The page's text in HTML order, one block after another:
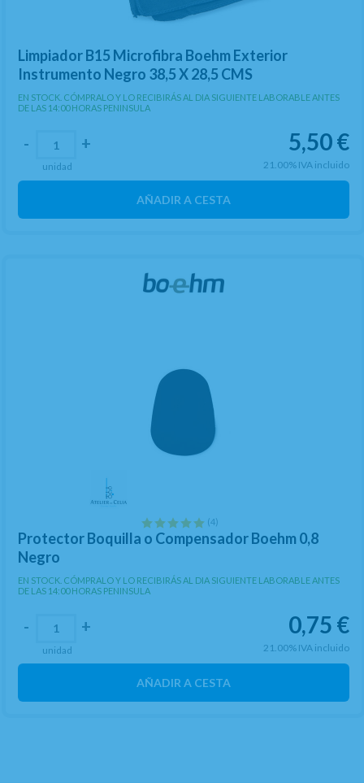
Limpiador B15 Microfibra Boehm Exterior
Instrumento Negro 38,5 X 28,5 CMS
EN STOCK. CÓMPRALO Y LO RECIBIRÁS AL DIA SIGUIENTE LABORABLE ANTES
DE LAS 14:00 HORAS PENINSULA
5,50€
21.00% IVA incluido
- +
unidad
AÑADIR A CESTA
(4)
Protector Boquilla o Compensador Boehm 0,8
Negro
EN STOCK. CÓMPRALO Y LO RECIBIRÁS AL DIA SIGUIENTE LABORABLE ANTES
DE LAS 14:00 HORAS PENINSULA
0,75 €
21.00% IVA incluido
- +
unidad
AÑADIR A CESTA